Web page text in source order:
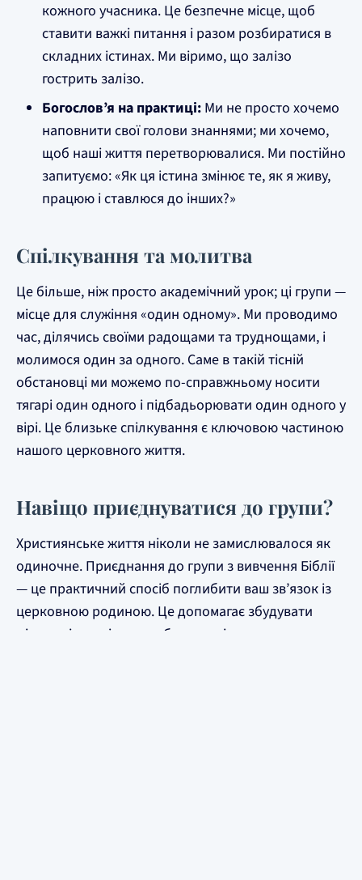
кожного учасника. Це безпечне місце, щоб
ставити важкі питання і разом розбиратися в
складних істинах. Ми віримо, що залізо
гострить залізо.
Богослов’я на практиці: Ми не просто хочемо
наповнити свої голови знаннями; ми хочемо,
щоб наші життя перетворювалися. Ми постійно
запитуємо: «Як ця істина змінює те, як я живу,
працюю і ставлюся до інших?»
Спілкування та молитва
Це більше, ніж просто академічний урок; ці групи —
місце для служіння «один одному». Ми проводимо
час, ділячись своїми радощами та труднощами, і
молимося один за одного. Саме в такій тісній
обстановці ми можемо по-справжньому носити
тягарі один одного і підбадьорювати один одного у
вірі. Це близьке спілкування є ключовою частиною
нашого церковного життя.
Навіщо приєднуватися до групи?
Християнське життя ніколи не замислювалося як
одиночне. Приєднання до групи з вивчення Біблії
— це практичний спосіб поглибити ваш зв’язок із
церковною родиною. Це допомагає збудувати
місток між недільними богослужіннями та